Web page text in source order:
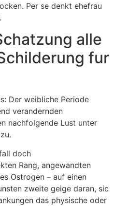
Per se denkt ehefrau
alle
fur
Der weibliche Periode
verandernden
nachfolgende Lust unter
doch
Rang, angewandten
Ostrogen – auf einen
zweite geige daran, sic
das physische oder